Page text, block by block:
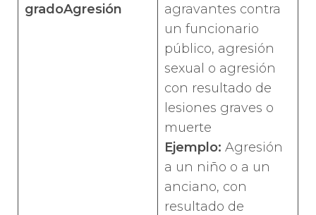
gradoAgresión
agravantes contra
un funcionario
público, agresión
sexual o agresión
con resultado de
lesiones graves o
muerte
Ejemplo: Agresión
a un niño o a un
anciano, con
resultado de